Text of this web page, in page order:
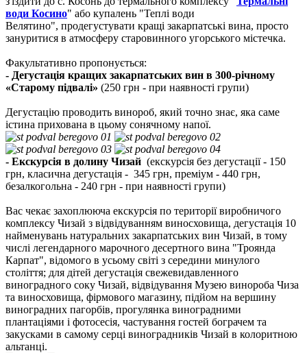
води Косино" або купалень "Теплі води
Велятино", продегустувати кращі закарпатські вина, просто
зануритися в атмосферу старовинного угорського містечка.
Факультативно пропонується:
- Дегустація кращих закарпатських вин в 300-річному
«Старому підвалі» (250 грн - при наявності групи)
Дегустацію проводить винороб, який точно знає, яка саме
істина прихована в цьому сонячному напої.
- Екскурсія в долину Чизай (екскурсія без дегустації - 150
грн, класична дегустація - 345 грн, преміум - 440 грн,
безалкогольна - 240 грн - при наявності групи)
Вас чекає захоплююча екскурсія по території виробничого
комплексу Чизай з відвідуванням виносховища, дегустація 10
найменувань натуральних закарпатських вин Чизай, в тому
числі легендарного марочного десертного вина "Троянда
Карпат", відомого в усьому світі з середини минулого
століття; для дітей дегустація свежевидавленного
виноградного соку Чизай, відвідування Музею винороба Чиза
та виносховища, фірмового магазину, підйом на вершину
виноградних пагорбів, прогулянка виноградними
плантаціями і фотосесія, частування гостей бограчем та
закусками в самому серці виноградників Чизай в колоритною
альтанці.